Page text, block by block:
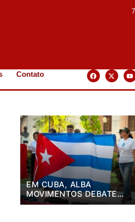
Contato
EM CUBA, ALBA
MOVIMENTOS DEBATE
PLANO DE LUTA PARA OS